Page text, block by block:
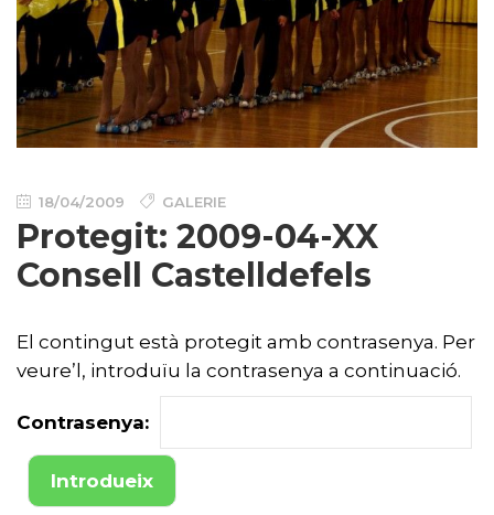
18/04/2009 GALERIE
Protegit: 2009-04-XX
Consell Castelldefels
El contingut està protegit amb contrasenya. Per
veure’l, introduïu la contrasenya a continuació.
Contrasenya: